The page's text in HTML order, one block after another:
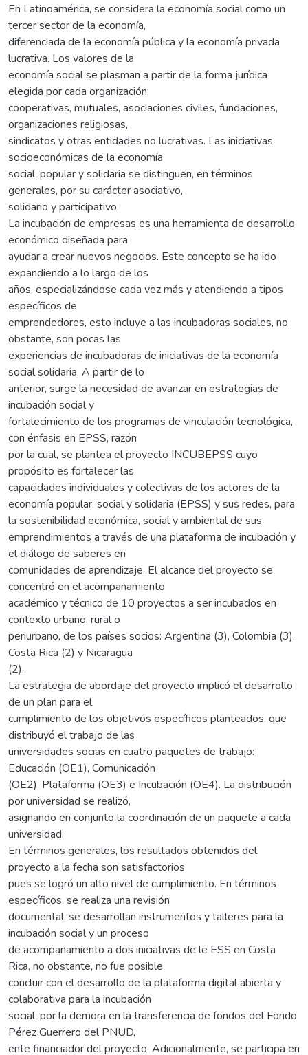
En Latinoamérica, se considera la economía social como un
tercer sector de la economía,
diferenciada de la economía pública y la economía privada
lucrativa. Los valores de la
economía social se plasman a partir de la forma jurídica
elegida por cada organización:
cooperativas, mutuales, asociaciones civiles, fundaciones,
organizaciones religiosas,
sindicatos y otras entidades no lucrativas. Las iniciativas
socioeconómicas de la economía
social, popular y solidaria se distinguen, en términos
generales, por su carácter asociativo,
solidario y participativo.
La incubación de empresas es una herramienta de desarrollo
económico diseñada para
ayudar a crear nuevos negocios. Este concepto se ha ido
expandiendo a lo largo de los
años, especializándose cada vez más y atendiendo a tipos
específicos de
emprendedores, esto incluye a las incubadoras sociales, no
obstante, son pocas las
experiencias de incubadoras de iniciativas de la economía
social solidaria. A partir de lo
anterior, surge la necesidad de avanzar en estrategias de
incubación social y
fortalecimiento de los programas de vinculación tecnológica,
con énfasis en EPSS, razón
por la cual, se plantea el proyecto INCUBEPSS cuyo
propósito es fortalecer las
capacidades individuales y colectivas de los actores de la
economía popular, social y solidaria (EPSS) y sus redes, para
la sostenibilidad económica, social y ambiental de sus
emprendimientos a través de una plataforma de incubación y
el diálogo de saberes en
comunidades de aprendizaje. El alcance del proyecto se
concentró en el acompañamiento
académico y técnico de 10 proyectos a ser incubados en
contexto urbano, rural o
periurbano, de los países socios: Argentina (3), Colombia (3),
Costa Rica (2) y Nicaragua
(2).
La estrategia de abordaje del proyecto implicó el desarrollo
de un plan para el
cumplimiento de los objetivos específicos planteados, que
distribuyó el trabajo de las
universidades socias en cuatro paquetes de trabajo:
Educación (OE1), Comunicación
(OE2), Plataforma (OE3) e Incubación (OE4). La distribución
por universidad se realizó,
asignando en conjunto la coordinación de un paquete a cada
universidad.
En términos generales, los resultados obtenidos del
proyecto a la fecha son satisfactorios
pues se logró un alto nivel de cumplimiento. En términos
específicos, se realiza una revisión
documental, se desarrollan instrumentos y talleres para la
incubación social y un proceso
de acompañamiento a dos iniciativas de le ESS en Costa
Rica, no obstante, no fue posible
concluir con el desarrollo de la plataforma digital abierta y
colaborativa para la incubación
social, por la demora en la transferencia de fondos del Fondo
Pérez Guerrero del PNUD,
ente financiador del proyecto. Adicionalmente, se participa en